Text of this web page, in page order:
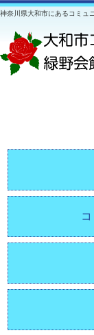
神奈川県大和市にあるコミュ